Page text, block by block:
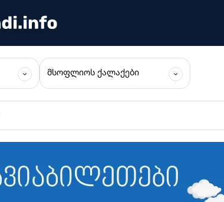
ᲛᲡᲝᲤᲚᲘᲝᲡ ᲥᲐᲚᲐᲥᲔᲑᲘ